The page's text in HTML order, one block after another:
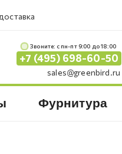
Звоните: c пн-пт 9:00 до 18:00
+7 (495) 698-60-50
sales@greenbird.ru
Фурнитура